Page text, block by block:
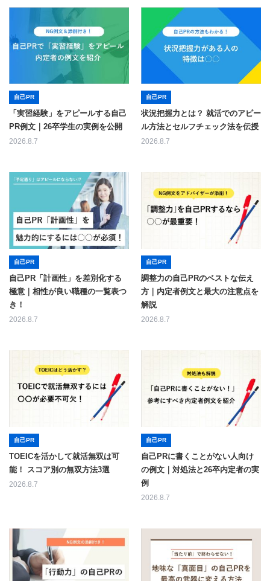
自己PR
「実習経験」をアピールする自己
PR例文｜26卒学生の実例を公開
2026.8.7
自己PR
状況把握力とは？ 就活でのアピー
ル方法とセルフチェック法を伝授
2026.8.7
自己PR
自己PR「計画性」を差別化する
極意｜相性が良い職種の一覧表つ
き！
2026.8.7
自己PR
調整力の自己PRのベストな伝え
方｜内定者例文と最大の注意点を
解説
2026.8.7
自己PR
TOEICを活かして就活無双は可
能！ スコア別の無双方法3選
2026.8.7
自己PR
自己PRに書くことがない人向け
の例文｜対処法と26卒内定者の実
例
2026.8.7